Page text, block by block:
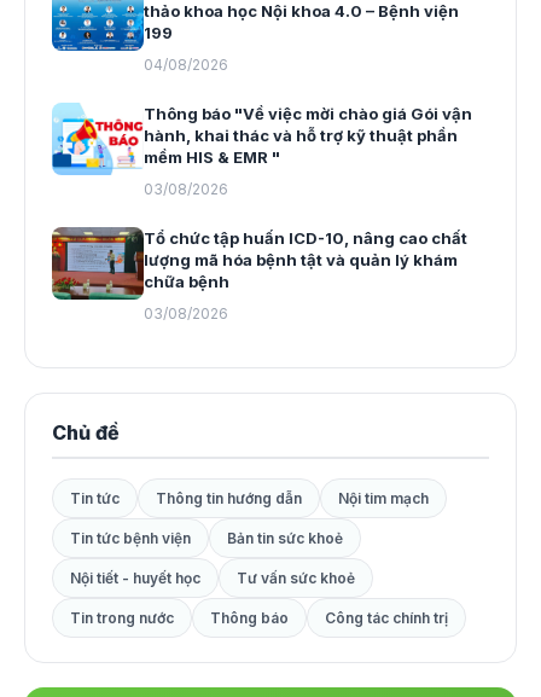
thảo khoa học Nội khoa 4.0 – Bệnh viện
199
04/08/2026
Thông báo "Về việc mời chào giá Gói vận
hành, khai thác và hỗ trợ kỹ thuật phần
mềm HIS & EMR "
03/08/2026
Tổ chức tập huấn ICD-10, nâng cao chất
lượng mã hóa bệnh tật và quản lý khám
chữa bệnh
03/08/2026
Chủ đề
Tin tức Thông tin hướng dẫn Nội tim mạch
Tin tức bệnh viện Bản tin sức khoẻ
Nội tiết - huyết học Tư vấn sức khoẻ
Tin trong nước Thông báo Công tác chính trị